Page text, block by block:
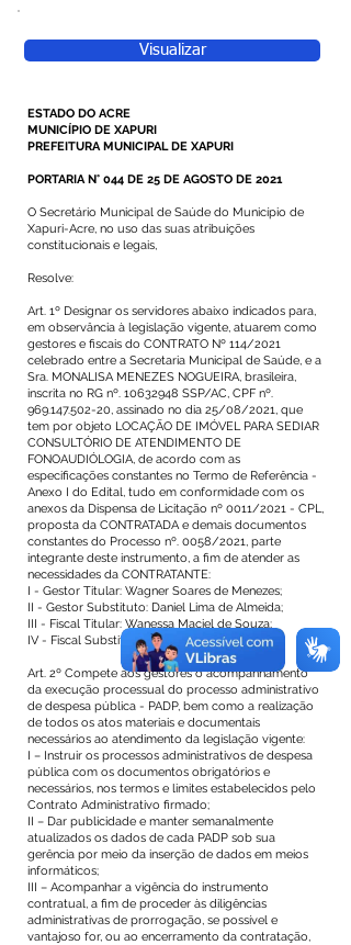
Visualizar
ESTADO DO ACRE
MUNICÍPIO DE XAPURI
PREFEITURA MUNICIPAL DE XAPURI
PORTARIA N° 044 DE 25 DE AGOSTO DE 2021
O Secretário Municipal de Saúde do Município de
Xapuri-Acre, no uso das suas atribuições
constitucionais e legais,
Resolve:
Art. 1º Designar os servidores abaixo indicados para,
em observância à legislação vigente, atuarem como
gestores e fiscais do CONTRATO Nº 114/2021
celebrado entre a Secretaria Municipal de Saúde, e a
Sra. MONALISA MENEZES NOGUEIRA, brasileira,
inscrita no RG nº. 10632948 SSP/AC, CPF nº.
969.147.502-20, assinado no dia 25/08/2021, que
tem por objeto LOCAÇÃO DE IMÓVEL PARA SEDIAR
CONSULTÓRIO DE ATENDIMENTO DE
FONOAUDIÓLOGIA, de acordo com as
especificações constantes no Termo de Referência -
Anexo I do Edital, tudo em conformidade com os
anexos da Dispensa de Licitação nº 0011/2021 - CPL,
proposta da CONTRATADA e demais documentos
constantes do Processo nº. 0058/2021, parte
integrante deste instrumento, a fim de atender as
necessidades da CONTRATANTE:
I - Gestor Titular: Wagner Soares de Menezes;
II - Gestor Substituto: Daniel Lima de Almeida;
III - Fiscal Titular: Wanessa Maciel de Souza;
IV - Fiscal Substituto: Joice Lopes de Souza.
Art. 2º Compete aos gestores o acompanhamento
da execução processual do processo administrativo
de despesa pública - PADP, bem como a realização
de todos os atos materiais e documentais
necessários ao atendimento da legislação vigente:
I – Instruir os processos administrativos de despesa
pública com os documentos obrigatórios e
necessários, nos termos e limites estabelecidos pelo
Contrato Administrativo firmado;
II – Dar publicidade e manter semanalmente
atualizados os dados de cada PADP sob sua
gerência por meio da inserção de dados em meios
informáticos;
III – Acompanhar a vigência do instrumento
contratual, a fim de proceder às diligências
administrativas de prorrogação, se possível e
vantajoso for, ou ao encerramento da contratação,